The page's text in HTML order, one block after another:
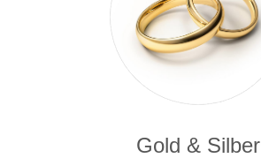
Gold & Silber